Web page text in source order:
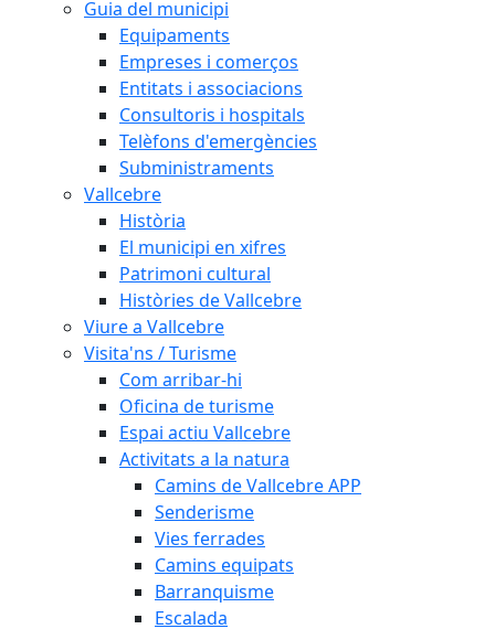
Guia del municipi
Equipaments
Empreses i comerços
Entitats i associacions
Consultoris i hospitals
Telèfons d'emergències
Subministraments
Vallcebre
Història
El municipi en xifres
Patrimoni cultural
Històries de Vallcebre
Viure a Vallcebre
Visita'ns / Turisme
Com arribar-hi
Oficina de turisme
Espai actiu Vallcebre
Activitats a la natura
Camins de Vallcebre APP
Senderisme
Vies ferrades
Camins equipats
Barranquisme
Escalada